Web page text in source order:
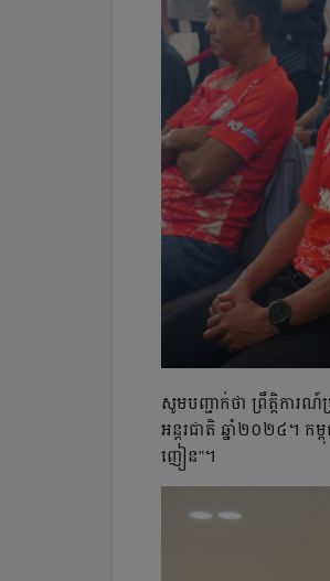
សូម​បញ្ជាក់​ថា ព្រឹត្ដិការណ៍​
អន្ដរជាតិ ឆ្នាំ​២០២៤។ ក
ញៀន"។